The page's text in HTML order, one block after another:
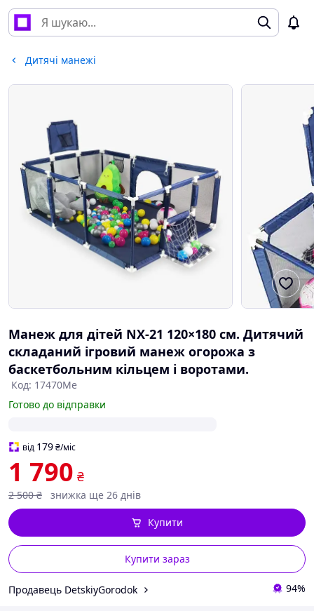
Дитячі манежі
Манеж для дітей NX-21 120×180 см. Дитячий
складаний ігровий манеж огорожа з
баскетбольним кільцем і воротами.
Код: 17470Me
Готово до відправки
від 179₴/міс
1 790 ₴
2 500 ₴ знижка ще 26 днів
Купити зараз
Купити
Продавець DetskiyGorodok 94%